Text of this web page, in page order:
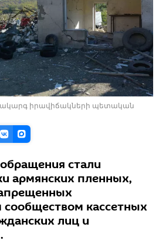
իրավիճակների պետական
стали
армянских пленных,
кассетных
лиц и